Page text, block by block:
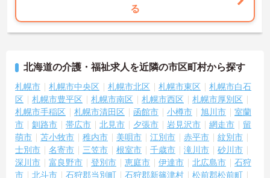
る
北海道の介護・福祉求人を近隣の市区町村から探す
札幌市 札幌市中央区 札幌市北区 札幌市東区
札幌市白石
区
札幌市豊平区 札幌市南区 札幌市西区
札幌市厚別区
札幌市手稲区
札幌市清田区 函館市 小樽市 旭川市
室蘭
市
釧路市 帯広市 北見市 夕張市 岩見沢市 網走市
留
萌市
苫小牧市 稚内市 美唄市 江別市 赤平市
紋別市
士別市
名寄市 三笠市 根室市 千歳市 滝川市
砂川市
深川市
富良野市 登別市 恵庭市 伊達市 北広島市
石狩
市
北斗市 石狩郡当別町 石狩郡新篠津村
松前郡松前町